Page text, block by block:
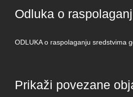
Odluka o
ODLUKA o raspolaganju sredstvima
Prikaži povezane